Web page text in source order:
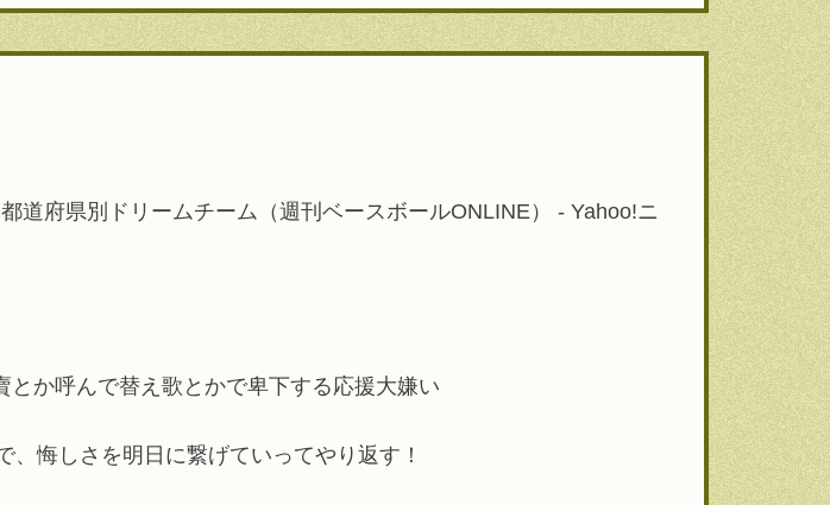
道府県別ドリームチーム（週刊ベースボールONLINE） - Yahoo!ニ
か呼んで替え歌とかで卑下する応援大嫌い
悔しさを明日に繋げていってやり返す！